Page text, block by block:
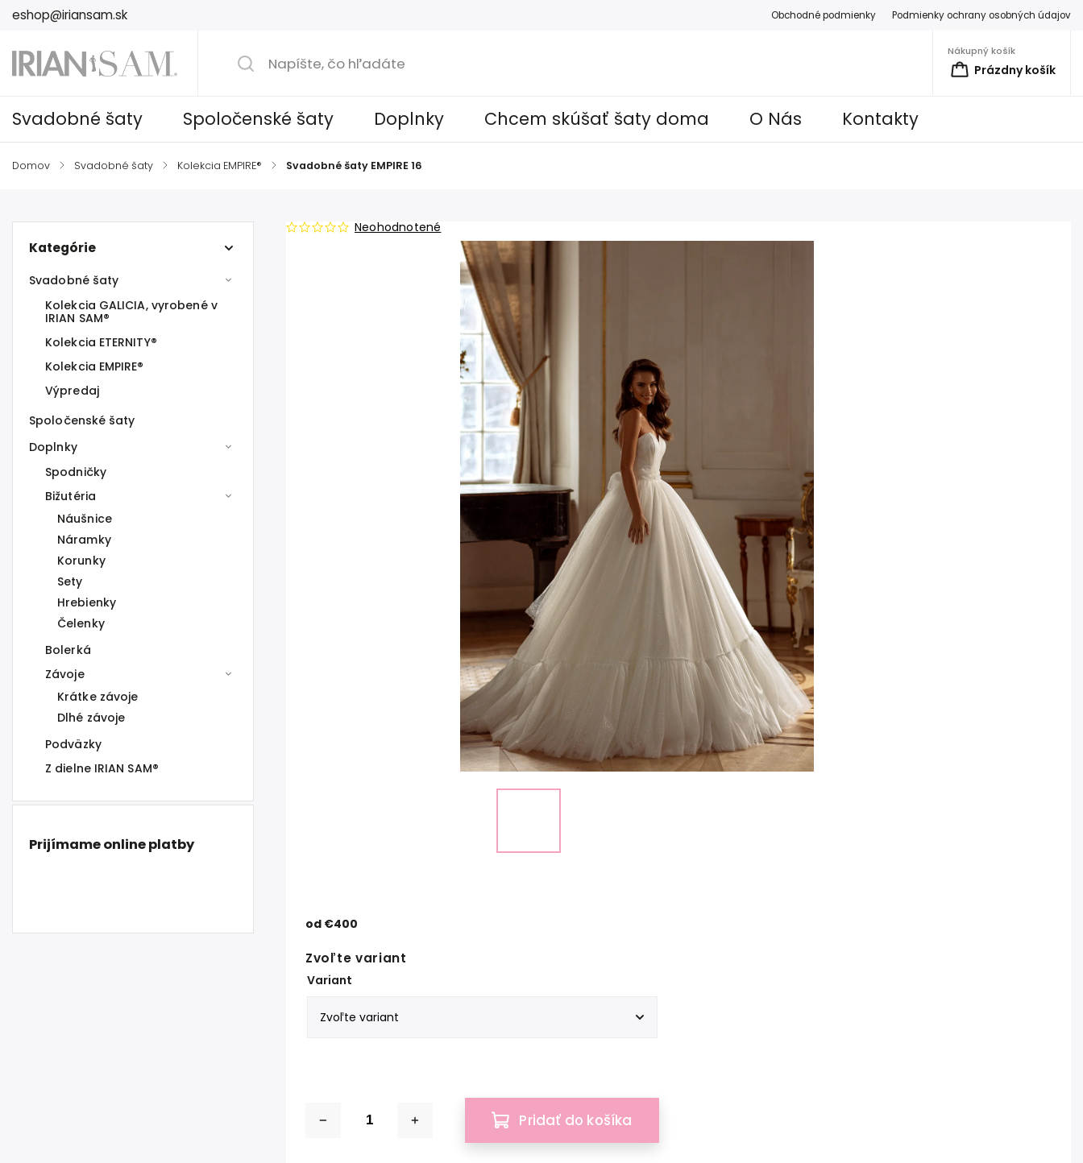
eshop@iriansam.sk Obchodné podmienky Podmienky ochrany osobných údajov
Nákupný košík
Prázdny košík
Svadobné šaty Spoločenské šaty Doplnky Chcem skúšať šaty doma O Nás Kontakty
Domov / Svadobné šaty / Kolekcia EMPIRE® / Svadobné šaty EMPIRE 16
Kategórie
Svadobné šaty
Kolekcia GALICIA, vyrobené v
IRIAN SAM®
Kolekcia ETERNITY®
Kolekcia EMPIRE®
Výpredaj
Spoločenské šaty
Doplnky
Spodničky
Bižutéria
Náušnice
Náramky
Korunky
Sety
Hrebienky
Čelenky
Bolerká
Závoje
Krátke závoje
Dlhé závoje
Podväzky
Z dielne IRIAN SAM®
Prijímame online platby
Neohodnotené
od €400
Zvoľte variant
Variant
Pridať do košíka